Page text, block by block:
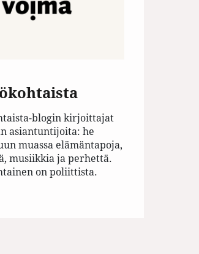
blogin kirjoittajat
asiantuntijoita: he
muassa elämäntapoja,
musiikkia ja perhettä.
on poliittista.